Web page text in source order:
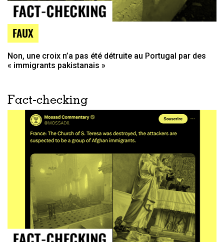
FAUX
Non, une croix n’a pas été détruite au Portugal par des
« immigrants pakistanais »
Fact-checking